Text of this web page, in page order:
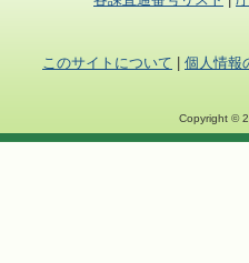
このサイトについて 個人情報
Copyright ©